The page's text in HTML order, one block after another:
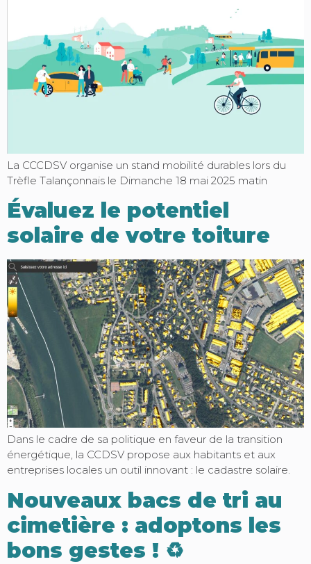
La CCCDSV organise un stand mobilité durables lors du
Trèfle Talançonnais le Dimanche 18 mai 2025 matin
Évaluez le potentiel
solaire de votre toiture
Dans le cadre de sa politique en faveur de la transition
énergétique, la CCDSV propose aux habitants et aux
entreprises locales un outil innovant : le cadastre solaire.
Nouveaux bacs de tri au
cimetière : adoptons les
bons gestes ! ♻️